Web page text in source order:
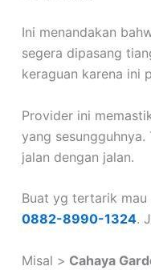
Ini menandakan
segera dipasang
keraguan karena ini
Provider ini
yang
jalan dengan jalan.
Buat yg tertarik
0882-8990-1324.
Misal > Cahaya